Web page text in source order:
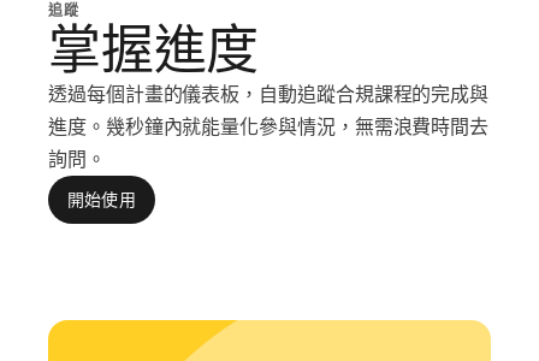
追蹤
掌握進度
透過每個計畫的儀表板，自動追蹤合規課程的完成與
進度。幾秒鐘內就能量化參與情況，無需浪費時間去
詢問。
開始使用